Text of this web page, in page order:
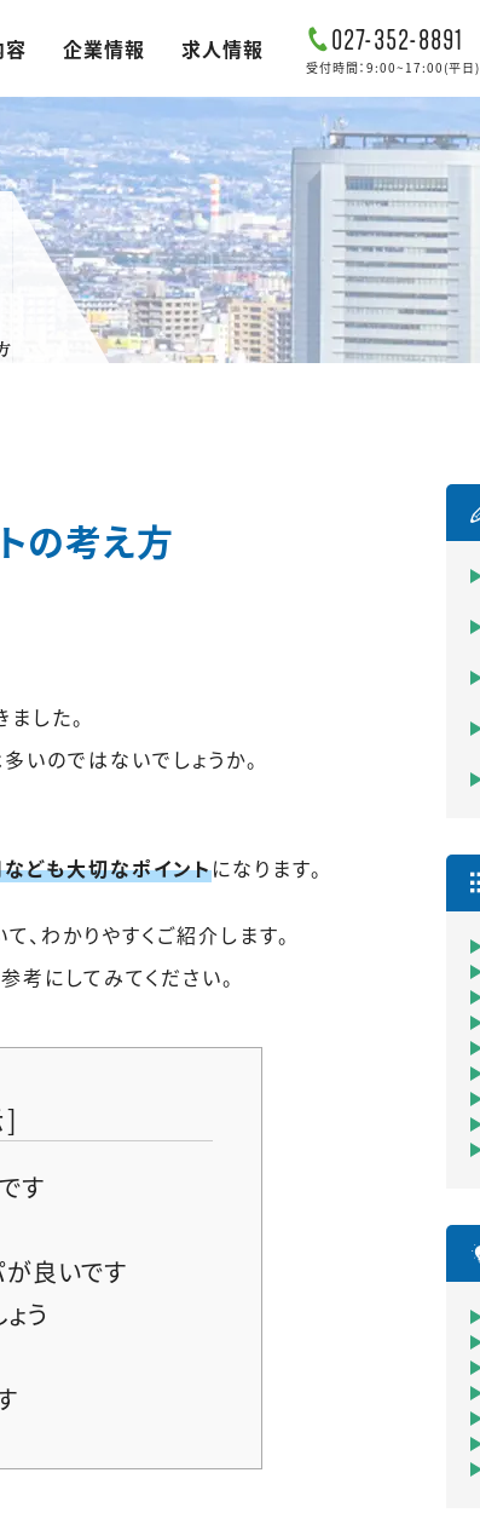
容 企業情報 求人情報 027-352-8891
受付時間：9:00~17:00(平日)
の考え方
した。
いのではないでしょうか。
ども大切なポイントになります。
、わかりやすくご紹介します。
考にしてみてください。
]
す
良いです
う